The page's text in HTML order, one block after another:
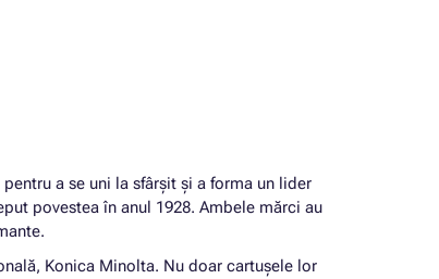
a se uni la sfârșit și a forma un lider
povestea în anul 1928. Ambele mărci au
Konica Minolta. Nu doar cartușele lor